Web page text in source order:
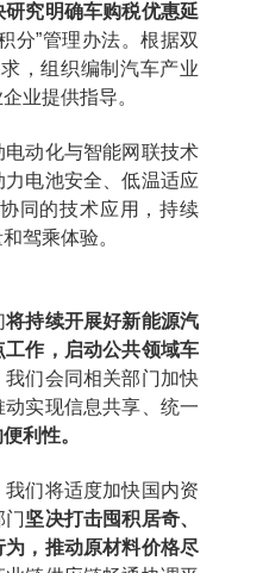
研究明确车购税优惠延
分”管理办法。根据双
，组织编制汽车产业
业提供指导。
动化与智能网联技术
电池安全、低温适应
同的技术应用，持续
驾乘体验。
将持续开展好新能源汽
作，启动公共领域车
我们会同相关部门加快
实现信息共享、统一
利性。
们将适度加快国内资
门坚决打击囤积居奇、
，推动原材料价格尽